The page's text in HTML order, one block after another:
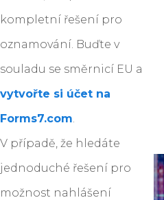
kompletní řešení pro
oznamování. Buďte v
souladu se směrnicí EU a
vytvořte si účet na
Forms7.com
V případě, že hledáte
jednoduché řešení pro
možnost nahlášení